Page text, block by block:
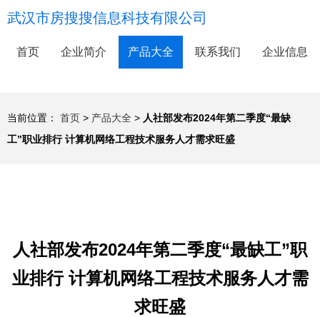
武汉市房搜搜信息科技有限公司
首页 企业简介 产品大全 联系我们 企业信息
当前位置： 首页 > 产品大全 > 人社部发布2024年第二季度“最缺
工”职业排行 计算机网络工程技术服务人才需求旺盛
人社部发布2024年第二季度“最缺工”职
业排行 计算机网络工程技术服务人才需
求旺盛